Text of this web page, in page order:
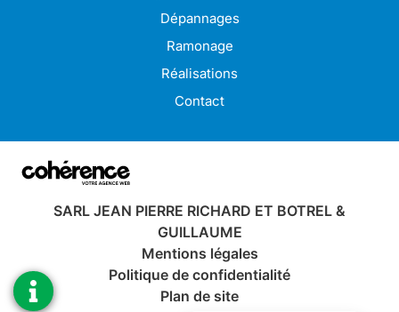
Dépannages
Ramonage
Réalisations
Contact
SARL JEAN PIERRE RICHARD ET BOTREL &
GUILLAUME
Mentions légales
Politique de confidentialité
Plan de site